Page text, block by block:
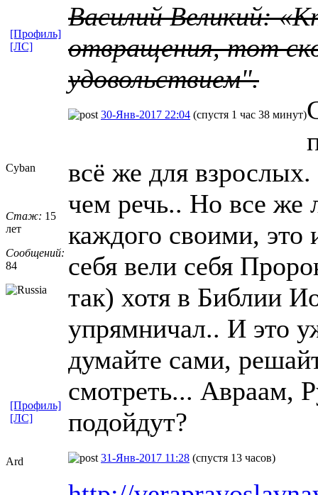
Василий Великий:
отвращения, тот
удовольствием".
[Профиль]
[ЛС]
Cyban
Стаж: 15
лет
Сообщений:
84
30-Янв-2017 22:04 (спустя 1 час 38 минут)
всё же для
чем речь.. Но все же
каждого своими, это
себя вели себя
так) хотя в Библии
упрямничал.. И это
думайте сами,
смотреть... Авраам,
подойдут?
[Профиль]
[ЛС]
Ard 31-Янв-2017 11:28 (спустя 13 часов)